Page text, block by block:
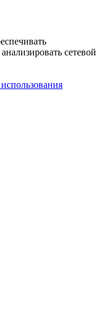
сетевой